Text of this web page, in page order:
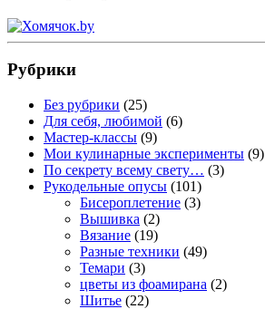
Рубрики
Без рубрики (25)
Для себя, любимой (6)
Мастер-классы (9)
Мои кулинарные эксперименты (9)
По секрету всему свету… (3)
Рукодельные опусы (101)
Бисероплетение (3)
Вышивка (2)
Вязание (19)
Разные техники (49)
Темари (3)
цветы из фоамирана (2)
Шитье (22)